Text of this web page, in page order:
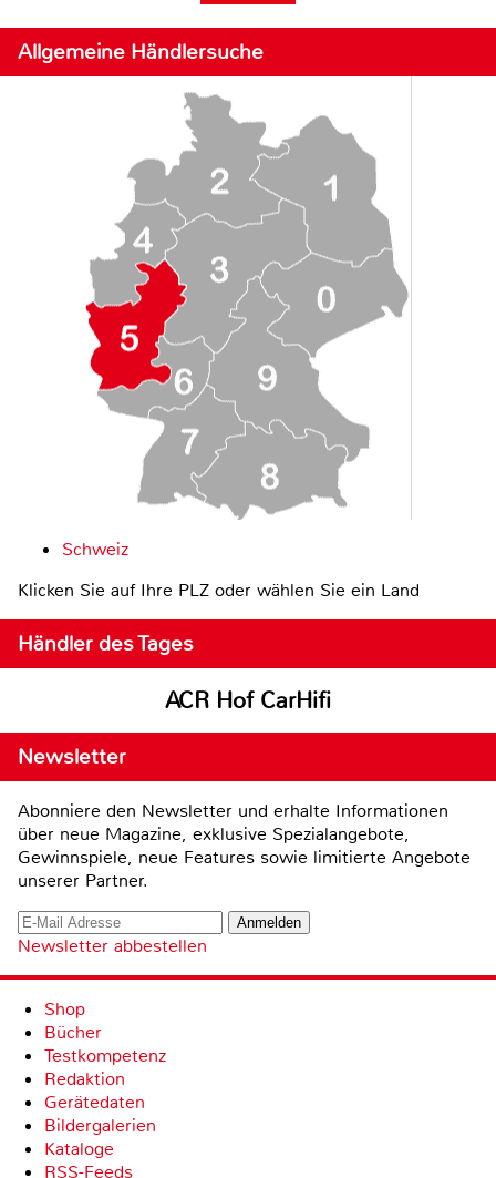
Allgemeine Händlersuche
Schweiz
Klicken Sie auf Ihre PLZ oder wählen Sie ein Land
Händler des Tages
ACR Hof CarHifi
Newsletter
Abonniere den Newsletter und erhalte Informationen
über neue Magazine, exklusive Spezialangebote,
Gewinnspiele, neue Features sowie limitierte Angebote
unserer Partner.
Newsletter abbestellen
Shop
Bücher
Testkompetenz
Redaktion
Gerätedaten
Bildergalerien
Kataloge
RSS-Feeds